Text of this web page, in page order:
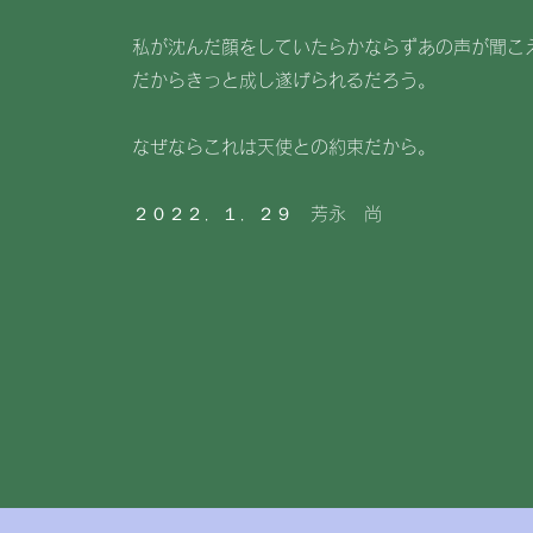
私が沈んだ顔をしていたらかならずあの声が聞こ
​だからきっと成し遂げられるだろう。
​なぜならこれは天使との約束だから。
​２０２２．１．２９ 芳永 尚